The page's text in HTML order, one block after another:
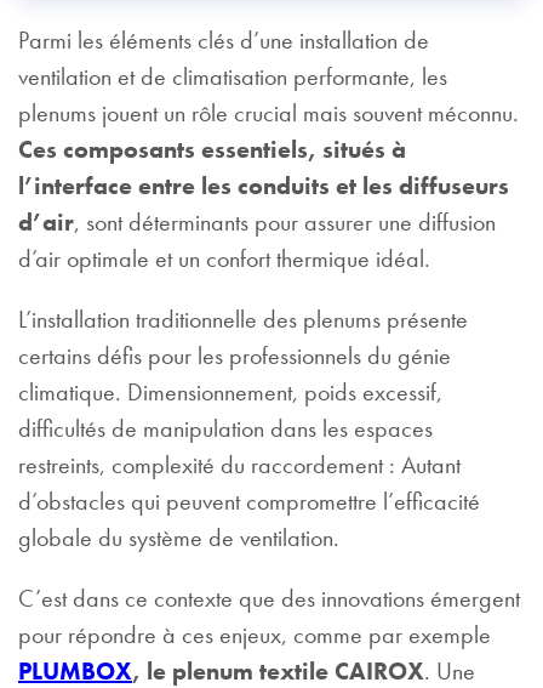
Parmi les éléments clés d’une installation de
ventilation et de climatisation performante, les
plenums jouent un rôle crucial mais souvent méconnu.
Ces composants essentiels, situés à
l’interface entre les conduits et les diffuseurs
d’air, sont déterminants pour assurer une diffusion
d’air optimale et un confort thermique idéal.
L’installation traditionnelle des plenums présente
certains défis pour les professionnels du génie
climatique. Dimensionnement, poids excessif,
difficultés de manipulation dans les espaces
restreints, complexité du raccordement : Autant
d’obstacles qui peuvent compromettre l’efficacité
globale du système de ventilation.
C’est dans ce contexte que des innovations émergent
pour répondre à ces enjeux, comme par exemple
PLUMBOX, le plenum textile CAIROX. Une